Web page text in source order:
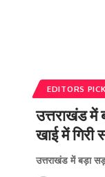
EDITORS PICK
उत्तराखंड में
खाई में
उत्तराखंड में बड़ा